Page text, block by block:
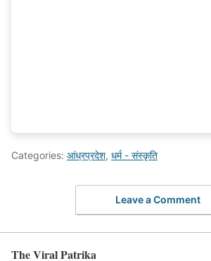
Categories: आंध्रप्रदेश, धर्म - संस्कृति
Leave a Comment
The Viral Patrika